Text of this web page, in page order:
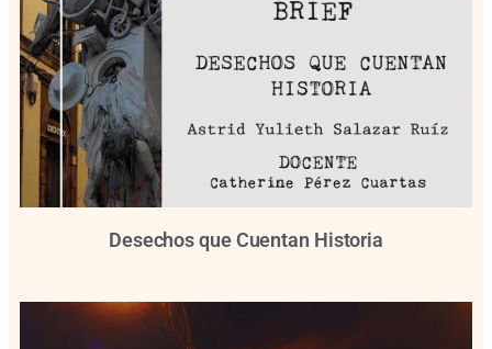
Desechos que Cuentan Historia